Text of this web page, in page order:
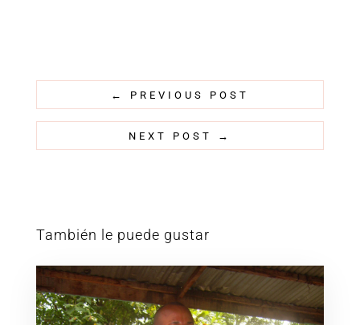
← PREVIOUS POST
NEXT POST →
También le puede gustar